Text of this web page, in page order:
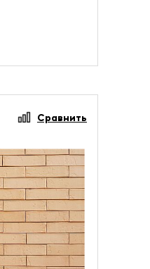
Сравнить